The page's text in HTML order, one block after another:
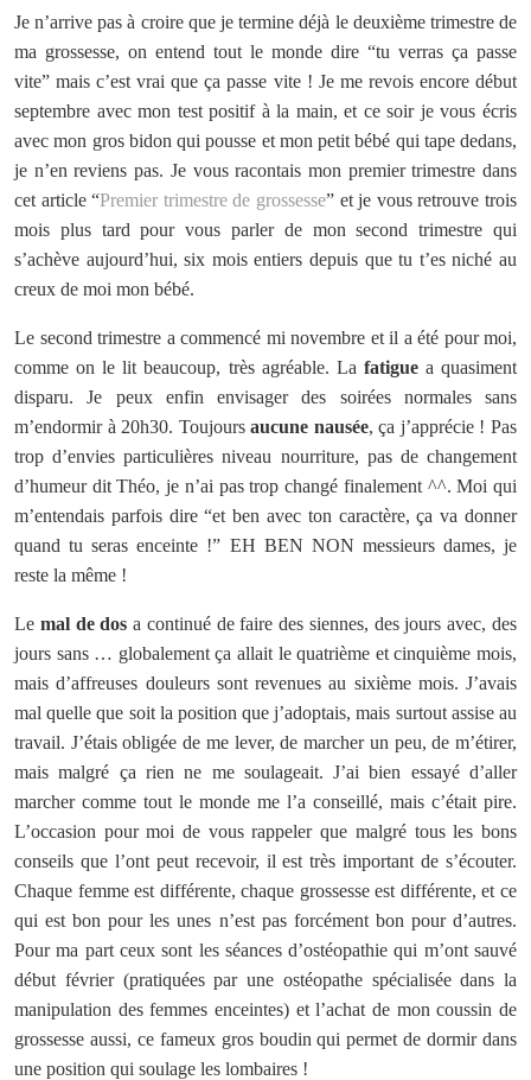
Je n’arrive pas à croire que je termine déjà le deuxième trimestre de
ma grossesse, on entend tout le monde dire “tu verras ça passe
vite” mais c’est vrai que ça passe vite ! Je me revois encore début
septembre avec mon test positif à la main, et ce soir je vous écris
avec mon gros bidon qui pousse et mon petit bébé qui tape dedans,
je n’en reviens pas. Je vous racontais mon premier trimestre dans
cet article “Premier trimestre de grossesse” et je vous retrouve trois
mois plus tard pour vous parler de mon second trimestre qui
s’achève aujourd’hui, six mois entiers depuis que tu t’es niché au
creux de moi mon bébé.
Le second trimestre a commencé mi novembre et il a été pour moi,
comme on le lit beaucoup, très agréable. La fatiguea quasiment
disparu. Je peux enfin envisager des soirées normales sans
m’endormir à 20h30. Toujoursaucune nausée, ça j’apprécie ! Pas
trop d’envies particulières niveau nourriture, pas de changement
d’humeur dit Théo, je n’ai pas trop changé finalement ^^. Moi qui
m’entendais parfois dire “et ben avec ton caractère, ça va donner
quand tu seras enceinte !” EH BEN NON messieurs dames, je
reste la même !
Le mal de dos a continué de faire des siennes, des jours avec, des
jours sans … globalement ça allait le quatrième et cinquième mois,
mais d’affreuses douleurs sont revenues au sixième mois. J’avais
mal quelle que soit la position que j’adoptais, mais surtout assise au
travail. J’étais obligée de me lever, de marcher un peu, de m’étirer,
mais malgré ça rien ne me soulageait. J’ai bien essayé d’aller
marcher comme tout le monde me l’a conseillé, mais c’était pire.
L’occasion pour moi de vous rappeler que malgré tous les bons
conseils que l’ont peut recevoir, il est très important de s’écouter.
Chaque femme est différente, chaque grossesse est différente, et ce
qui est bon pour les unes n’est pas forcément bon pour d’autres.
Pour ma part ceux sont les séances d’ostéopathie qui m’ont sauvé
début février (pratiquées par une ostéopathe spécialisée dans la
manipulation des femmes enceintes) et l’achat de mon coussin de
grossesse aussi, ce fameux gros boudin qui permet de dormir dans
une position qui soulage les lombaires !